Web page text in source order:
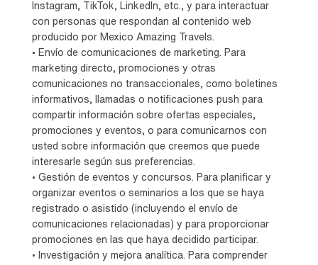
Instagram, TikTok, LinkedIn, etc., y para interactuar
con personas que respondan al contenido web
producido por Mexico Amazing Travels.
• Envío de comunicaciones de marketing. Para
marketing directo, promociones y otras
comunicaciones no transaccionales, como boletines
informativos, llamadas o notificaciones push para
compartir información sobre ofertas especiales,
promociones y eventos, o para comunicarnos con
usted sobre información que creemos que puede
interesarle según sus preferencias.
• Gestión de eventos y concursos. Para planificar y
organizar eventos o seminarios a los que se haya
registrado o asistido (incluyendo el envío de
comunicaciones relacionadas) y para proporcionar
promociones en las que haya decidido participar.
• Investigación y mejora analítica. Para comprender